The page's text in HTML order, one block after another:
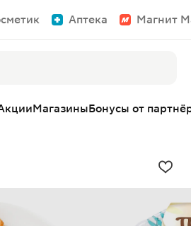
Аптека Магнит
МагазиныБонусы от